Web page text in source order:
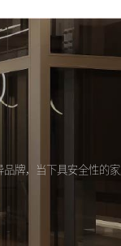
牌，当下具安全性的